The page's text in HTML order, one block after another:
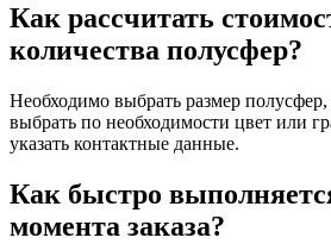
Как рассчитать
количества полусфер?
Необходимо выбрать размер полусфер,
выбрать по необходимости цвет или
указать контактные данные.
Как быстро
момента заказа?